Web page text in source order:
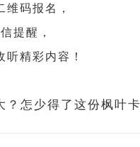
维码报名，
提醒，
精彩内容！